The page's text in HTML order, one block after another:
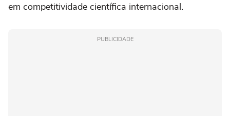
em competitividade científica internacional.
PUBLICIDADE